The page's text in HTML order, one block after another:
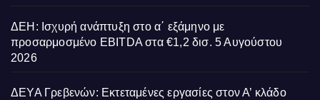
ΔΕΗ: Ισχυρή ανάπτυξη στο α΄ εξάμηνο με
προσαρμοσμένο EBITDA στα €1,2 δισ. 5 Αυγούστου
2026
ΔΕΥΑ Γρεβενών: Εκτεταμένες εργασίες στον Α’ κλάδο